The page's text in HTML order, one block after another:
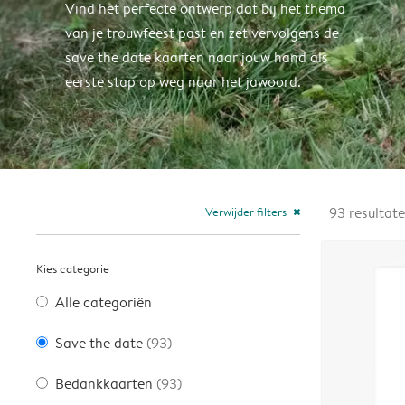
Vind het perfecte ontwerp dat bij het thema
van je trouwfeest past en zet vervolgens de
save the date kaarten naar jouw hand als
eerste stap op weg naar het jawoord.
Verwijder filters close
Kies categorie
Alle categoriën
Save the date (93)
Bedankkaarten (93)
93